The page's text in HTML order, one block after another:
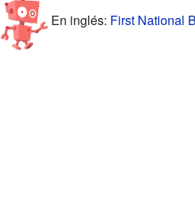
En inglés: First National